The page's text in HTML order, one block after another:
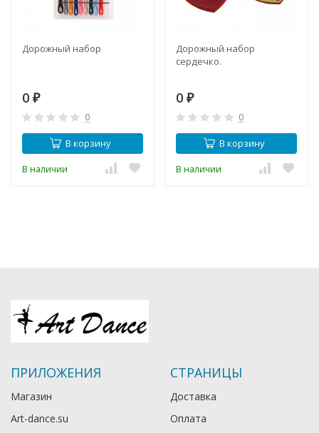
Дорожный набор
0 ₽
0
В корзину
В наличии
Дорожный набор
сердечко.
0 ₽
0
В корзину
В наличии
ПРИЛОЖЕНИЯ
Магазин
Art-dance.su
СТРАНИЦЫ
Доставка
Оплата